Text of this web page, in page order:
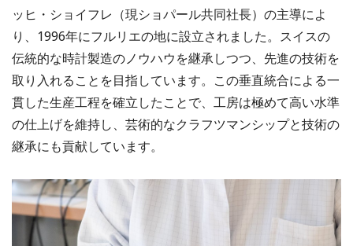
ッヒ・ショイフレ（現ショパール共同社長）の主導によ
り、1996年にフルリエの地に設立されました。スイスの
伝統的な時計製造のノウハウを継承しつつ、先進の技術を
取り入れることを目指しています。この垂直統合による一
貫した生産工程を確立したことで、工房は極めて高い水準
の仕上げを維持し、芸術的なクラフツマンシップと技術の
継承にも貢献しています。